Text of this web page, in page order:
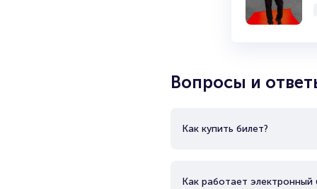
Вопросы и
Как купить билет?
Как работает электронный